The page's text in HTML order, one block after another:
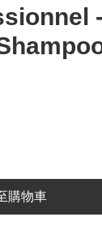
購物車